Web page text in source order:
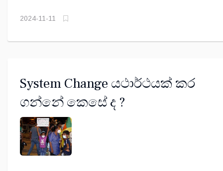
2024-11-11
System Change යථාර්ථයක් කර
ගන්නේ කෙසේ ද ?